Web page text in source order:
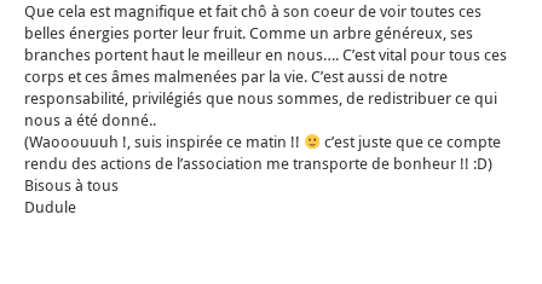
Que cela est magnifique et fait chô à son coeur de voir toutes ces
belles énergies porter leur fruit. Comme un arbre généreux, ses
branches portent haut le meilleur en nous…. C’est vital pour tous ces
corps et ces âmes malmenées par la vie. C’est aussi de notre
responsabilité, privilégiés que nous sommes, de redistribuer ce qui
nous a été donné..
(Waooouuuh !, suis inspirée ce matin !!
c’est juste que ce compte
rendu des actions de l’association me transporte de bonheur !! :D)
Bisous à tous
Dudule